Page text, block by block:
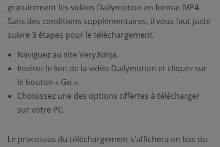
gratuitement les vidéos Dailymotion en format MP4.
Sans des conditions supplémentaires, il vous faut juste
suivre 3 étapes pour le téléchargement.
Naviguez au site Very.Ninja.
Insérez le lien de la vidéo Dailymotion et cliquez sur
le bouton « Go ».
Choisissez une des options offertes à télécharger
sur votre PC.
Le processus du téléchargement s'affichera en bas du